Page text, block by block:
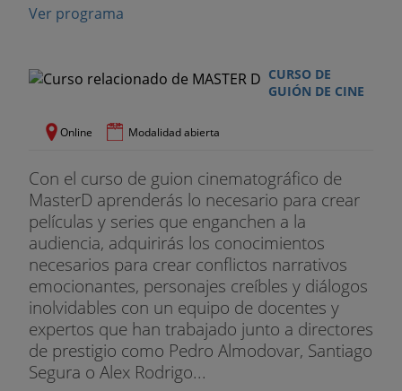
2. Sinopsis o argumento.
4. Creación de personajes.
-. Herramientas para crear un personaje.
-. Tipología de personajes.
5. La documentación.
6. El esquema de continuidad.
7. El tratamiento.
8. La escaleta.
Ver programa
CURSO DE
GUIÓN DE CINE
Online Modalidad abierta
Con el curso de guion cinematográfico de
MasterD aprenderás lo necesario para crear
películas y series que enganchen a la
audiencia, adquirirás los conocimientos
necesarios para crear conflictos narrativos
emocionantes, personajes creíbles y diálogos
inolvidables con un equipo de docentes y
expertos que han trabajado junto a directores
de prestigio como Pedro Almodovar, Santiago
Segura o Alex Rodrigo...